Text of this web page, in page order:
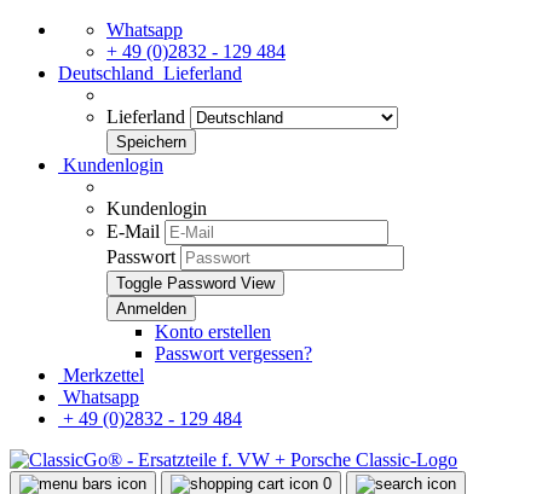
Whatsapp
+ 49 (0)2832 - 129 484
Deutschland Lieferland
Lieferland
Kundenlogin
Kundenlogin
E-Mail
Passwort
Toggle Password View
Konto erstellen
Passwort vergessen?
Merkzettel
Whatsapp
+ 49 (0)2832 - 129 484
0